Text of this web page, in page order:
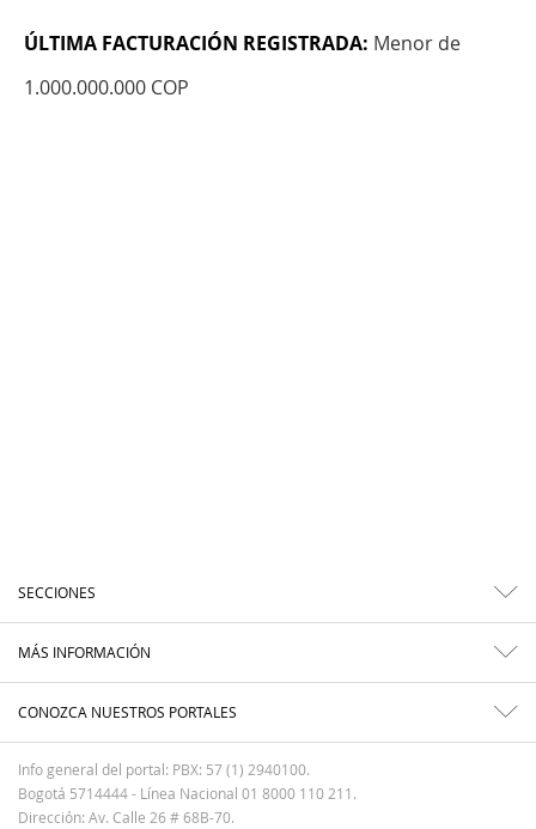
ÚLTIMA FACTURACIÓN REGISTRADA: Menor de
1.000.000.000 COP
SECCIONES
MÁS INFORMACIÓN
CONOZCA NUESTROS PORTALES
Info general del portal: PBX: 57 (1) 2940100.
Bogotá 5714444 - Línea Nacional 01 8000 110 211.
Dirección: Av. Calle 26 # 68B-70.